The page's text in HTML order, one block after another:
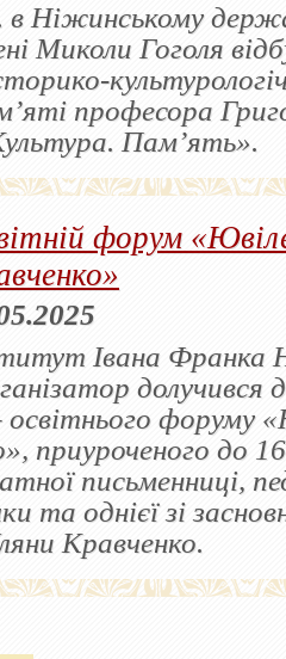
в Ніжинському
Миколи Гоголя
професора
Пам’ять».
форум
Івана Франка
долучився
освітнього форуму
приуроченого до
письменниці,
та однієї зі
Кравченко.